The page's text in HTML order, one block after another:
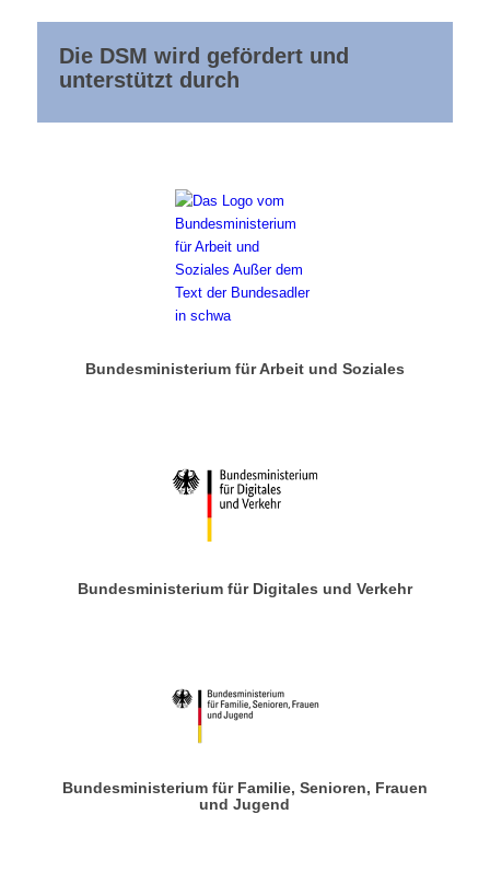
Die DSM wird gefördert und
unterstützt durch
Bundesministerium für Arbeit und Soziales
Bundesministerium für Digitales und Verkehr
Bundesministerium für Familie, Senioren, Frauen
und Jugend